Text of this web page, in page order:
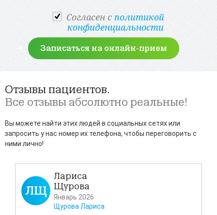
Cогласен с политикой
конфиденциальности
Отзывы пациентов.
Все отзывы абсолютно реальные!
Вы можете найти этих людей в социальных сетях или
запросить у нас номер их телефона, чтобы переговорить с
ними лично!
ЛЩ
Лариса
Щурова
Январь 2026
Щурова Лариса